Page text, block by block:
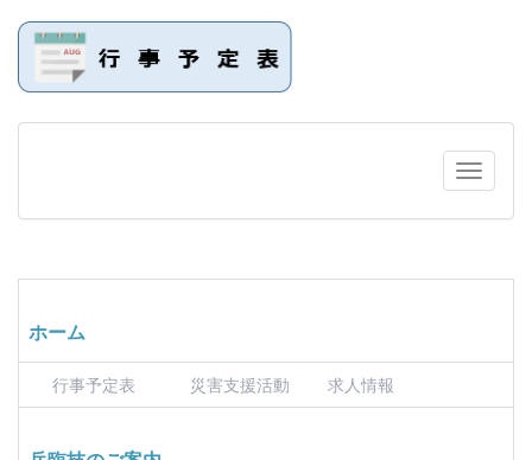
ホーム
行事予定表 災害支援活動 求人情報